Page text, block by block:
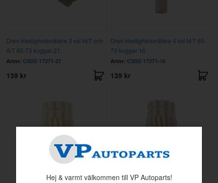
Drev Hastighetsmätare 3 vxl M/T och
A/T 65-73 kuggar 21
Artnr: C0DZ-17271-21
139 kr
Drev Hastighetsmätare 4 vxl M/T 65-
73 kuggar 16
Artnr: C2DZ-17271-16
139 kr
Hej & varmt välkommen till VP Autoparts!